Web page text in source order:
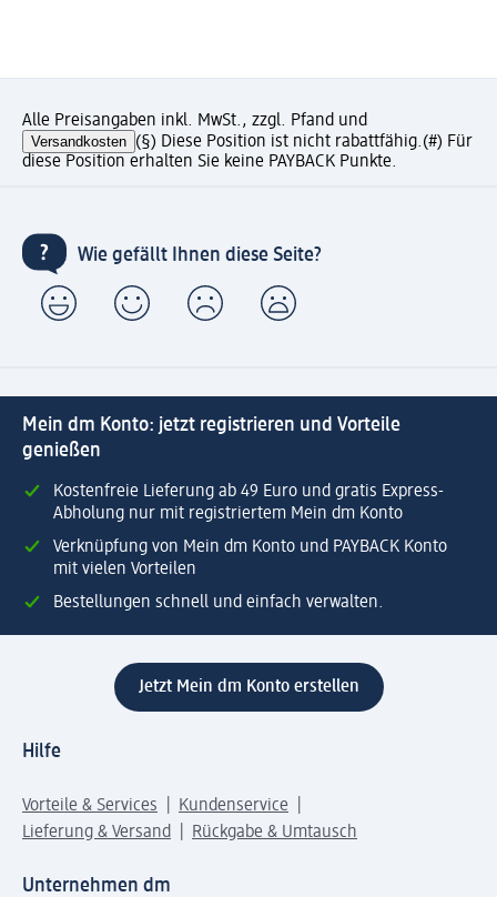
Alle Preisangaben inkl. MwSt., zzgl. Pfand und
Versandkosten (§) Diese Position ist nicht rabattfähig.(#) Für
diese Position erhalten Sie keine PAYBACK Punkte.
Wie gefällt Ihnen diese Seite?
Mein dm Konto: jetzt registrieren und Vorteile
genießen
Kostenfreie Lieferung ab 49 Euro und gratis Express-
Abholung nur mit registriertem Mein dm Konto
Verknüpfung von Mein dm Konto und PAYBACK Konto
mit vielen Vorteilen
Bestellungen schnell und einfach verwalten.
Jetzt Mein dm Konto erstellen
Hilfe
Vorteile & Services
Kundenservice
Lieferung & Versand
Rückgabe & Umtausch
Unternehmen dm